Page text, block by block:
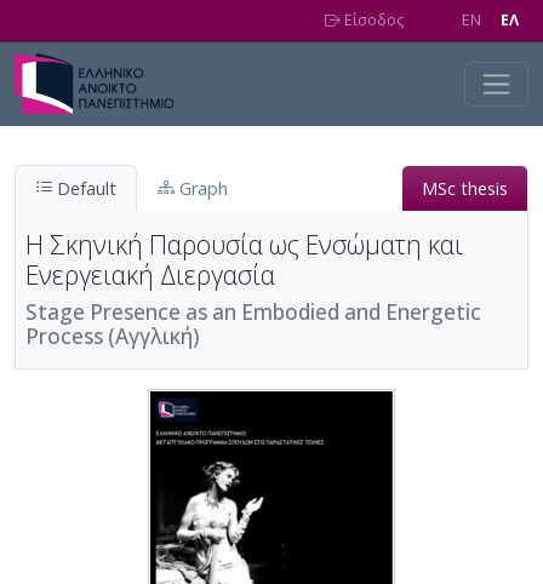
Είσοδος EN EΛ
Default Graph MSc thesis
Η Σκηνική Παρουσία ως Ενσώματη και
Ενεργειακή Διεργασία
Stage Presence as an Embodied and Energetic
Process (Αγγλική)